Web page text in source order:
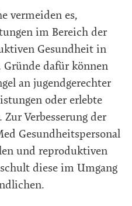
vermeiden es,
im Bereich der
Gesundheit in
dafür können
an jugendgerechter
oder erlebte
Verbesserung der
Gesundheitspersonal
und reproduktiven
diese im Umgang